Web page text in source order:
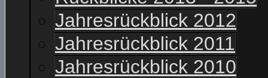
Jahresrückblick 2012
Jahresrückblick 2011
Jahresrückblick 2010